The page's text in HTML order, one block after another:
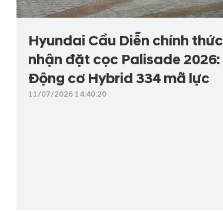
Hyundai Cầu Diễn chính thức
nhận đặt cọc Palisade 2026:
Động cơ Hybrid 334 mã lực
11/07/2026 14:40:20